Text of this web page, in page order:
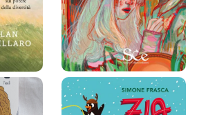
Storie di un
cuore immat…